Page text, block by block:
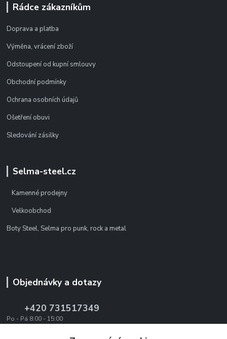
Rádce zákazníkům
Doprava a platba
Výměna, vrácení zboží
Odstoupení od kupní smlouvy
Obchodní podmínky
Ochrana osobních údajů
Ošetření obuvi
Sledování zásilky
Selma-steel.cz
Kamenné prodejny
Velkoobchod
Boty Steel, Selma pro punk, rock a metal
Objednávky a dotazy
+420 731517349
Po - Pá 8:00 - 15:00